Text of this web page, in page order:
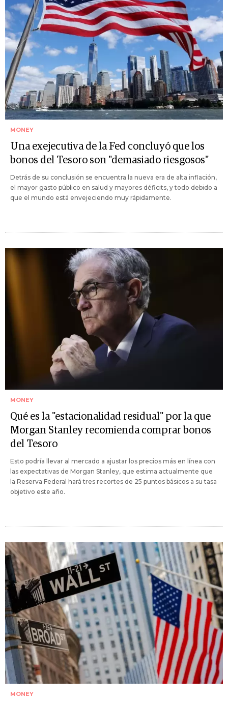
MONEY
Una exejecutiva de la Fed concluyó que los
bonos del Tesoro son "demasiado riesgosos"
Detrás de su conclusión se encuentra la nueva era de alta inflación,
el mayor gasto público en salud y mayores déficits, y todo debido a
que el mundo está envejeciendo muy rápidamente.
MONEY
Qué es la "estacionalidad residual" por la que
Morgan Stanley recomienda comprar bonos
del Tesoro
Esto podría llevar al mercado a ajustar los precios más en línea con
las expectativas de Morgan Stanley, que estima actualmente que
la Reserva Federal hará tres recortes de 25 puntos básicos a su tasa
objetivo este año.
MONEY